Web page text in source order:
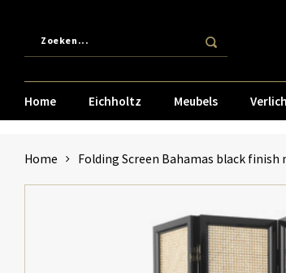
Home Eichholtz Meubels
Home Folding Screen Bahamas black finish